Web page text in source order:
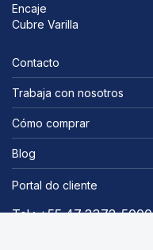
Encaje
Cubre Varilla
Contacto
Trabaja con nosotros
Cómo comprar
Blog
Portal do cliente
Tel.: +55 47 3372-5000